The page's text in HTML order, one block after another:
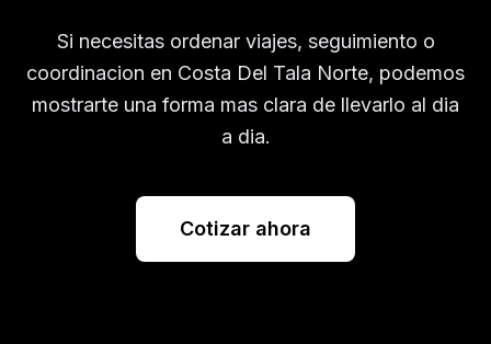
Si necesitas ordenar viajes, seguimiento o
coordinacion en Costa Del Tala Norte, podemos
mostrarte una forma mas clara de llevarlo al dia
a dia.
Cotizar ahora